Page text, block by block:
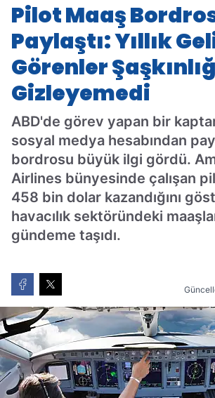
Pilot Maaş
Paylaştı: Yıllık
Görenler
Gizleyemedi
ABD'de görev yapan bir
sosyal medya hesabından
bordrosu büyük ilgi gördü.
Airlines bünyesinde çalışan
458 bin dolar kazandığını
havacılık sektöründeki
gündeme taşıdı.